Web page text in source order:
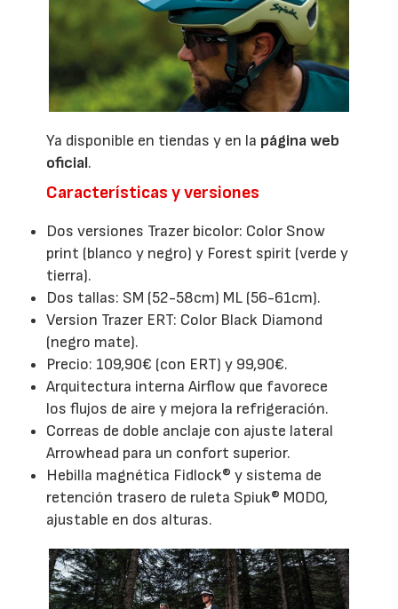
Ya disponible en tiendas y en la página web
oficial.
Características y versiones
Dos versiones Trazer bicolor: Color Snow
print (blanco y negro) y Forest spirit (verde y
tierra).
Dos tallas: SM (52-58cm) ML (56-61cm).
Version Trazer ERT: Color Black Diamond
(negro mate).
Precio: 109,90€ (con ERT) y 99,90€.
Arquitectura interna Airflow que favorece
los flujos de aire y mejora la refrigeración.
Correas de doble anclaje con ajuste lateral
Arrowhead para un confort superior.
Hebilla magnética Fidlock® y sistema de
retención trasero de ruleta Spiuk® MODO,
ajustable en dos alturas.